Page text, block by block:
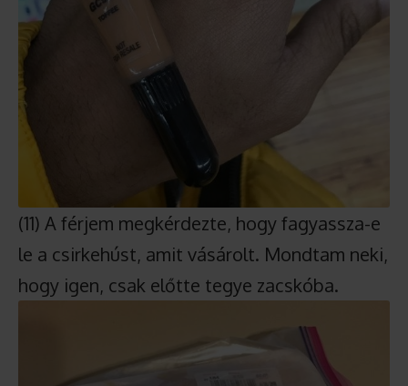
(11) A férjem megkérdezte, hogy fagyassza-e
le a csirkehúst, amit vásárolt. Mondtam neki,
hogy igen, csak előtte tegye zacskóba.